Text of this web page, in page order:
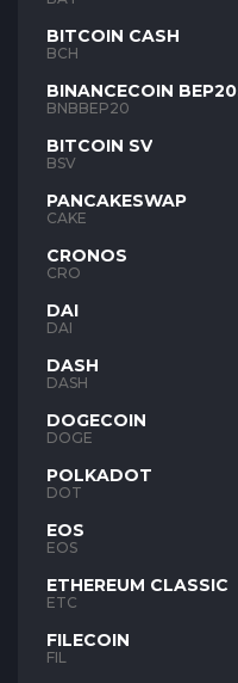
BITCOIN CASH
BCH
BINANCECOIN BEP20
BNB
BNBBEP20
BITCOIN SV
BSV
PANCAKESWAP
CAKE
CRONOS
CRO
DAI
DAI
DASH
DASH
DOGECOIN
DOGE
POLKADOT
DOT
EOS
EOS
ETHEREUM CLASSIC
ETC
FILECOIN
FIL